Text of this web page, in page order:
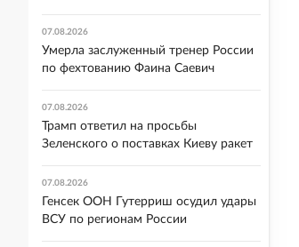
07.08.2026
Умерла заслуженный тренер России
по фехтованию Фаина Саевич
07.08.2026
Трамп ответил на просьбы
Зеленского о поставках Киеву ракет
07.08.2026
Генсек ООН Гутерриш осудил удары
ВСУ по регионам России